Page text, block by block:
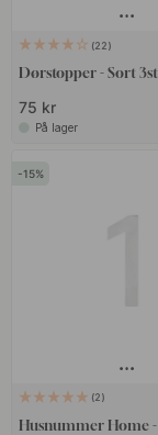
22
Dørstopper - Sort 3st
75 kr
På lager
15
2
Husnummer Home